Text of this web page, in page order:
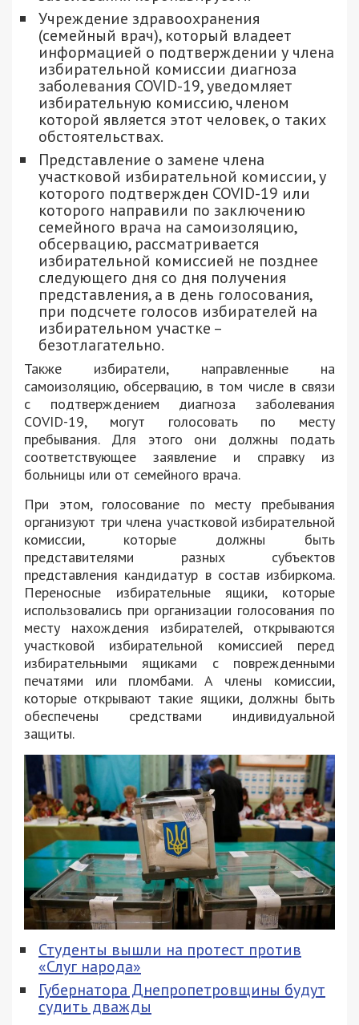
Учреждение здравоохранения
(семейный врач), который владеет
информацией о подтверждении у члена
избирательной комиссии диагноза
заболевания COVID-19, уведомляет
избирательную комиссию, членом
которой является этот человек, о таких
обстоятельствах.
Представление о замене члена
участковой избирательной комиссии, у
которого подтвержден COVID-19 или
которого направили по заключению
семейного врача на самоизоляцию,
обсервацию, рассматривается
избирательной комиссией не позднее
следующего дня со дня получения
представления, а в день голосования,
при подсчете голосов избирателей на
избирательном участке –
безотлагательно.
Также избиратели, направленные на
самоизоляцию, обсервацию, в том числе в связи
с подтверждением диагноза заболевания
COVID-19, могут голосовать по месту
пребывания. Для этого они должны подать
соответствующее заявление и справку из
больницы или от семейного врача.
При этом, голосование по месту пребывания
организуют три члена участковой избирательной
комиссии, которые должны быть
представителями разных субъектов
представления кандидатур в состав избиркома.
Переносные избирательные ящики, которые
использовались при организации голосования по
месту нахождения избирателей, открываются
участковой избирательной комиссией перед
избирательными ящиками с поврежденными
печатями или пломбами. А члены комиссии,
которые открывают такие ящики, должны быть
обеспечены средствами индивидуальной
защиты.
Студенты вышли на протест против
«Слуг народа»
Губернатора Днепропетровщины будут
судить дважды